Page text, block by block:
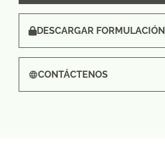
DESCARGAR FORMULACIÓN
CONTÁCTENOS